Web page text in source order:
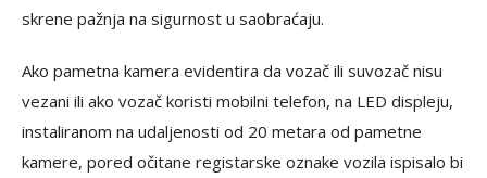
skrene pažnja na sigurnost u saobraćaju.
Ako pametna kamera evidentira da vozač ili suvozač nisu
vezani ili ako vozač koristi mobilni telefon, na LED displeju,
instaliranom na udaljenosti od 20 metara od pametne
kamere, pored očitane registarske oznake vozila ispisalo bi